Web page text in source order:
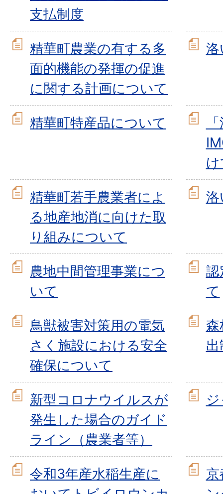
支払制度
精華町農業の有する多
面的機能の発揮の促進
に関する計画について
洛
精華町特産品について
精華町若手農業者によ
る地産地消に向けた取
り組みについて
洛
農地中間管理事業につ
いて
認
て
鳥獣被害対策用の電気
さく施設における安全
確保について
森
出
新型コロナウイルスが
発生した場合のガイド
ライン（農業者等）
令和3年産水稲生産に